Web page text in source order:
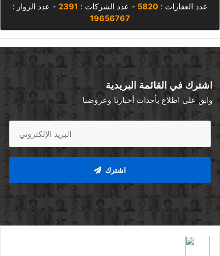
عدد العقارات : 5820 - عدد الشركات : 2391 - عدد الزوار :
19656767
اشترك في القائمة البريدية
وابق على اطلاع بأحداث أخبارنا وعروضنا
اشترك